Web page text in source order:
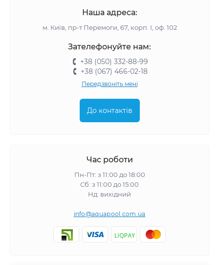
Наша адреса:
м. Київ, пр-т Перемоги, 67, корп. І, оф. 102
Зателефонуйте нам:
+38 (050) 332-88-99
+38 (067) 466-02-18
Передзвоніть мені
До контактів
Час роботи
Пн-Пт: з 11:00 до 18:00
Сб: з 11:00 до 15:00
Нд: вихідний
info@aquapool.com.ua